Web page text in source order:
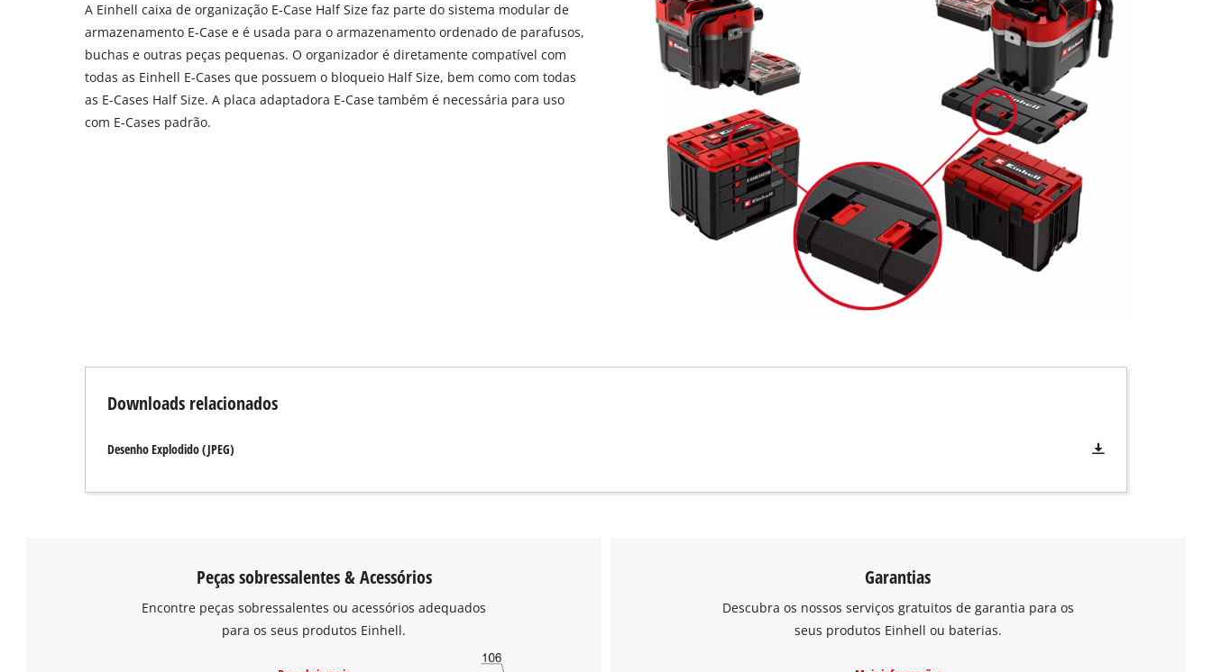
visitor. The website owner needs to setup
the site with their CMP to add this content
to the list of technologies used.
Powered by
Usercentrics Consent
Management Platform
A Einhell caixa de organização E-Case Half Size faz parte do sistema modular de
armazenamento E-Case e é usada para o armazenamento ordenado de parafusos,
buchas e outras peças pequenas. O organizador é diretamente compatível com
todas as Einhell E-Cases que possuem o bloqueio Half Size, bem como com todas
as E-Cases Half Size. A placa adaptadora E-Case também é necessária para uso
com E-Cases padrão.
Downloads relacionados
Desenho Explodido (JPEG)
Peças sobressalentes & Acessórios
Encontre peças sobressalentes ou acessórios adequados
para os seus produtos Einhell.
Garantias
Descubra os nossos serviços gratuitos de garantia para os
seus produtos Einhell ou baterias.